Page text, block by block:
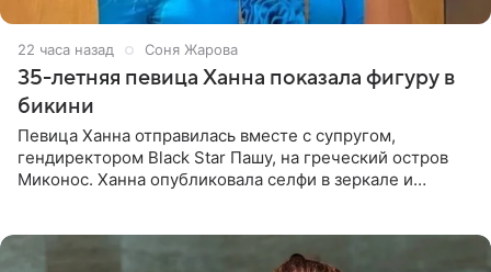
22 часа назад Соня Жарова
35-летняя певица Ханна показала фигуру в
бикини
Певица Ханна отправилась вместе с супругом,
гендиректором Black Star Пашу, на греческий остров
Миконос. Ханна опубликовала селфи в зеркале и